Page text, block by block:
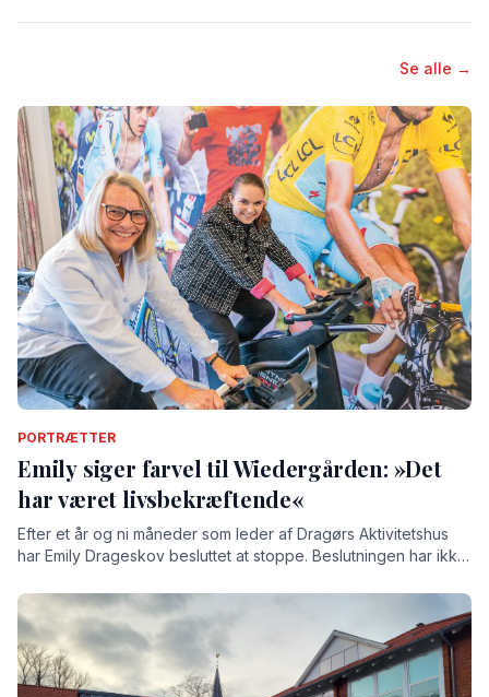
Se alle →
PORTRÆTTER
Emily siger farvel til Wiedergården: »Det
har været livsbekræftende«
Efter et år og ni måneder som leder af Dragørs Aktivitetshus
har Emily Drageskov besluttet at stoppe. Beslutningen har ikke
givet hende både store oplevelser og stærke relationer.